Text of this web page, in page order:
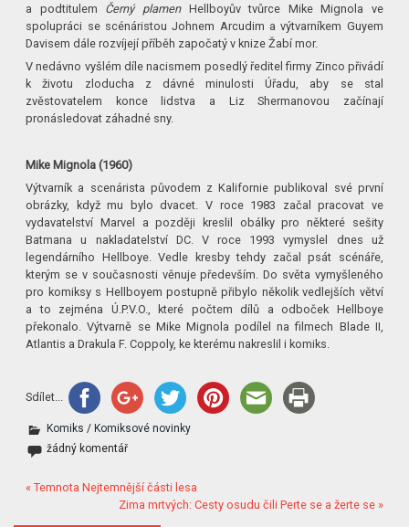
a podtitulem Černý plamen Hellboyův tvůrce Mike Mignola ve
spolupráci se scénáristou Johnem Arcudim a výtvarníkem Guyem
Davisem dále rozvíjejí příběh započatý v knize Žabí mor.
V nedávno vyšlém díle nacismem posedlý ředitel firmy Zinco přivádí
k životu zloducha z dávné minulosti Úřadu, aby se stal
zvěstovatelem konce lidstva a Liz Shermanovou začínají
pronásledovat záhadné sny.
Mike Mignola (1960)
Výtvarník a scenárista původem z Kalifornie publikoval své první
obrázky, když mu bylo dvacet. V roce 1983 začal pracovat ve
vydavatelství Marvel a později kreslil obálky pro některé sešity
Batmana u nakladatelství DC. V roce 1993 vymyslel dnes už
legendárního Hellboye. Vedle kresby tehdy začal psát scénáře,
kterým se v současnosti věnuje především. Do světa vymyšleného
pro komiksy s Hellboyem postupně přibylo několik vedlejších větví
a to zejména Ú.P.V.O., které počtem dílů a odboček Hellboye
překonalo. Výtvarně se Mike Mignola podílel na filmech Blade II,
Atlantis a Drakula F. Coppoly, ke kterému nakreslil i komiks.
Sdílet...
Komiks / Komiksové novinky
žádný komentář
« Temnota Nejtemnější části lesa
Zima mrtvých: Cesty osudu čili Perte se a žerte se »